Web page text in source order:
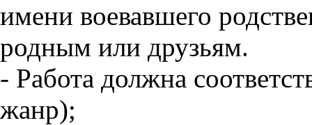
имени воевавшего
родным или друзьям.
- Работа должна
жанр);